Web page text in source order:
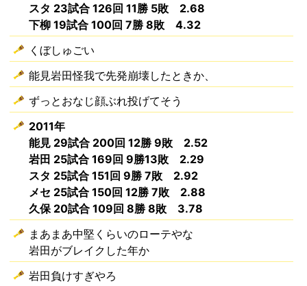
スタ 23試合 126回 11勝 5敗 2.68
下柳 19試合 100回 7勝 8敗 4.32
くぼしゅごい
能見岩田怪我で先発崩壊したときか、
ずっとおなじ顔ぶれ投げてそう
2011年
能見 29試合 200回 12勝 9敗 2.52
岩田 25試合 169回 9勝13敗 2.29
スタ 25試合 151回 9勝 7敗 2.92
メセ 25試合 150回 12勝 7敗 2.88
久保 20試合 109回 8勝 8敗 3.78
まあまあ中堅くらいのローテやな
岩田がブレイクした年か
岩田負けすぎやろ